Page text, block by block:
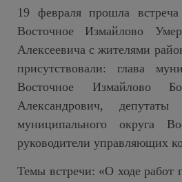
19 февраляпрошла
Восточное Измайлово
Алексеевича с жителями
присутствовали: глава
Восточное Измайлово
Александрович, депутаты
муниципального округа
руководители управляющих
Темы встречи: «О ходе